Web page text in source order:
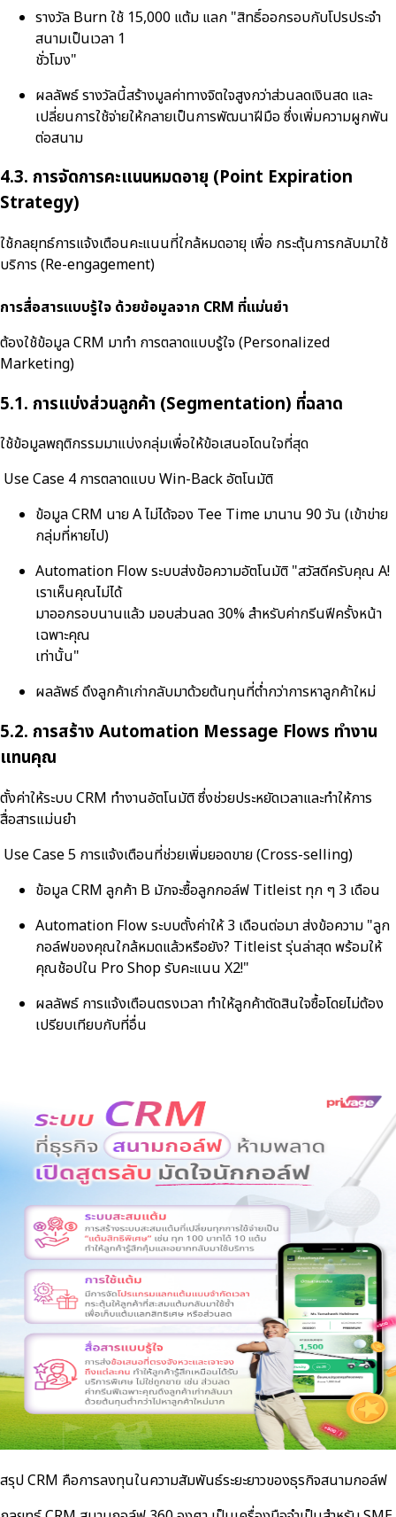
รางวัล Burn ใช้ 15,000 แต้ม แลก "สิทธิ์ออกรอบกับโปรประจำ
สนามเป็นเวลา 1
ชั่วโมง"
ผลลัพธ์ รางวัลนี้สร้างมูลค่าทางจิตใจสูงกว่าส่วนลดเงินสด และ
เปลี่ยนการใช้จ่ายให้กลายเป็นการพัฒนาฝีมือ ซึ่งเพิ่มความผูกพัน
ต่อสนาม
4.3. การจัดการคะแนนหมดอายุ (Point Expiration
Strategy)
ใช้กลยุทธ์การแจ้งเตือนคะแนนที่ใกล้หมดอายุ เพื่อ กระตุ้นการกลับมาใช้
บริการ (Re-engagement)
การสื่อสารแบบรู้ใจ ด้วยข้อมูลจาก CRM ที่แม่นยำ
ต้องใช้ข้อมูล CRM มาทำ การตลาดแบบรู้ใจ (Personalized
Marketing)
5.1. การแบ่งส่วนลูกค้า (Segmentation) ที่ฉลาด
ใช้ข้อมูลพฤติกรรมมาแบ่งกลุ่มเพื่อให้ข้อเสนอโดนใจที่สุด
Use Case 4 การตลาดแบบ Win-Back อัตโนมัติ
ข้อมูล CRM นาย A ไม่ได้จอง Tee Time มานาน 90 วัน (เข้าข่าย
กลุ่มที่หายไป)
Automation Flow ระบบส่งข้อความอัตโนมัติ "สวัสดีครับคุณ A!
เราเห็นคุณไม่ได้
มาออกรอบนานแล้ว มอบส่วนลด 30% สำหรับค่ากรีนฟีครั้งหน้า
เฉพาะคุณ
เท่านั้น"
ผลลัพธ์ ดึงลูกค้าเก่ากลับมาด้วยต้นทุนที่ต่ำกว่าการหาลูกค้าใหม่
5.2. การสร้าง Automation Message Flows ทำงาน
แทนคุณ
ตั้งค่าให้ระบบ CRM ทำงานอัตโนมัติ ซึ่งช่วยประหยัดเวลาและทำให้การ
สื่อสารแม่นยำ
Use Case 5 การแจ้งเตือนที่ช่วยเพิ่มยอดขาย (Cross-selling)
ข้อมูล CRM ลูกค้า B มักจะซื้อลูกกอล์ฟ Titleist ทุก ๆ 3 เดือน
Automation Flow ระบบตั้งค่าให้ 3 เดือนต่อมา ส่งข้อความ "ลูก
กอล์ฟของคุณใกล้หมดแล้วหรือยัง? Titleist รุ่นล่าสุด พร้อมให้
คุณช้อปใน Pro Shop รับคะแนน X2!"
ผลลัพธ์ การแจ้งเตือนตรงเวลา ทำให้ลูกค้าตัดสินใจซื้อโดยไม่ต้อง
เปรียบเทียบกับที่อื่น
สรุป CRM คือการลงทุนในความสัมพันธ์ระยะยาวของธุรกิจสนามกอล์ฟ